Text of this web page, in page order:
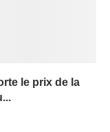
le prix de la